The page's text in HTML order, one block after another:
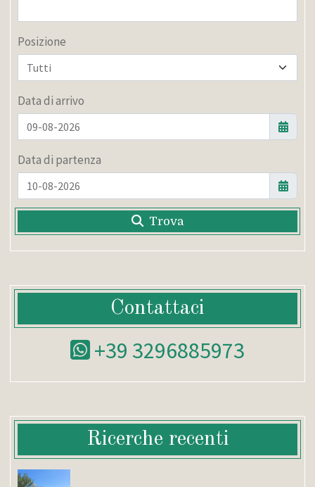
Posizione
Data di arrivo
Data di partenza
Trova
Contattaci
+39 3296885973
Ricerche recenti